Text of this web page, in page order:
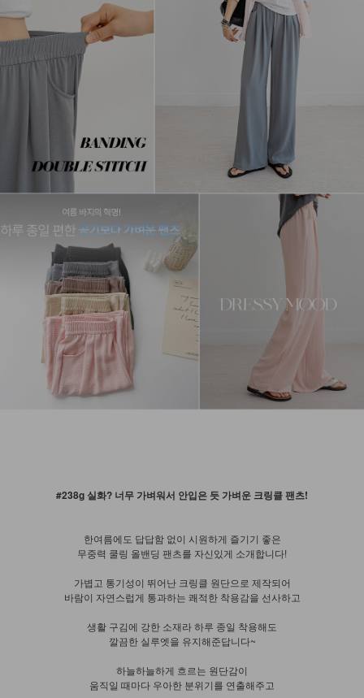
#238g 실화? 너무 가벼워서 안입은 듯 가벼운 크링클 팬츠!
한여름에도 답답함 없이 시원하게 즐기기 좋은
무중력 쿨링 올밴딩 팬츠를 자신있게 소개합니다!
가볍고 통기성이 뛰어난 크링클 원단으로 제작되어
바람이 자연스럽게 통과하는 쾌적한 착용감을 선사하고
생활 구김에 강한 소재라 하루 종일 착용해도
깔끔한 실루엣을 유지해준답니다~
하늘하늘하게 흐르는 원단감이
움직일 때마다 우아한 분위기를 연출해주고